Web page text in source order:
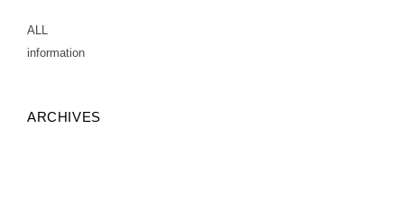
ALL
information
ARCHIVES